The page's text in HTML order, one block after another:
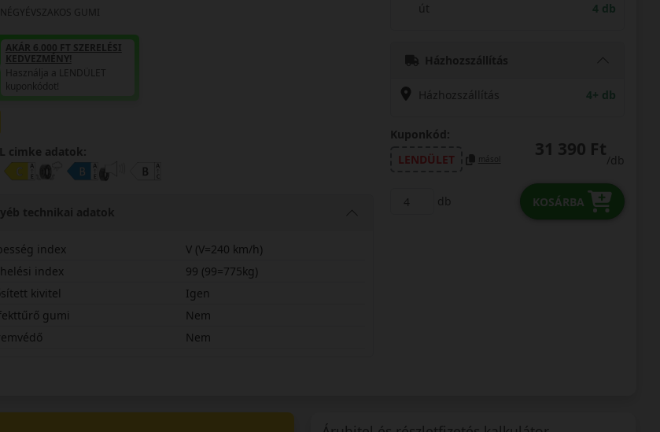
NÉGYÉVSZAKOS GUMI
AKÁR 6.000 FT SZERELÉSI
KEDVEZMÉNY!
Használja a LENDÜLET
kuponkódot!
cimke adatok:
technikai adatok
index
V (V=240 km/h)
index
99 (99=775kg)
kivitel
Igen
gumi
Nem
Nem
út
4 db
Házhozszállítás
Házhozszállítás 4+ db
Kuponkód:
LENDÜLET
másol 31 390 Ft
/db
db KOSÁRBA